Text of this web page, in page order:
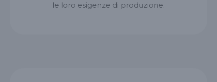
le loro esigenze di produzione.